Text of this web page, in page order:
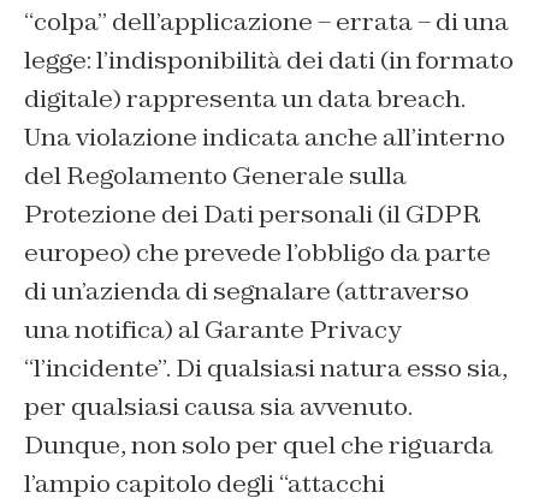
“colpa” dell’applicazione – errata – di una
legge: l’indisponibilità dei dati (in formato
digitale) rappresenta un data breach.
Una violazione indicata anche all’interno
del Regolamento Generale sulla
Protezione dei Dati personali (il GDPR
europeo) che prevede l’obbligo da parte
di un’azienda di segnalare (attraverso
una notifica) al Garante Privacy
“l’incidente”. Di qualsiasi natura esso sia,
per qualsiasi causa sia avvenuto.
Dunque, non solo per quel che riguarda
l’ampio capitolo degli “attacchi